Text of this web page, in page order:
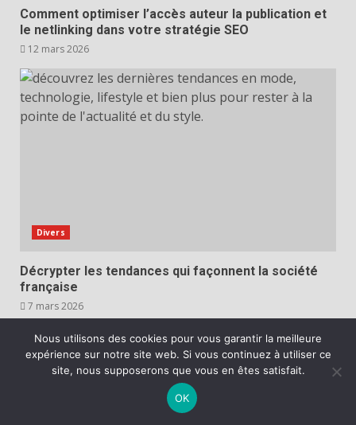
Comment optimiser l’accès auteur la publication et
le netlinking dans votre stratégie SEO
12 mars 2026
Divers
Décrypter les tendances qui façonnent la société
française
7 mars 2026
Nous utilisons des cookies pour vous garantir la meilleure
expérience sur notre site web. Si vous continuez à utiliser ce
site, nous supposerons que vous en êtes satisfait.
OK